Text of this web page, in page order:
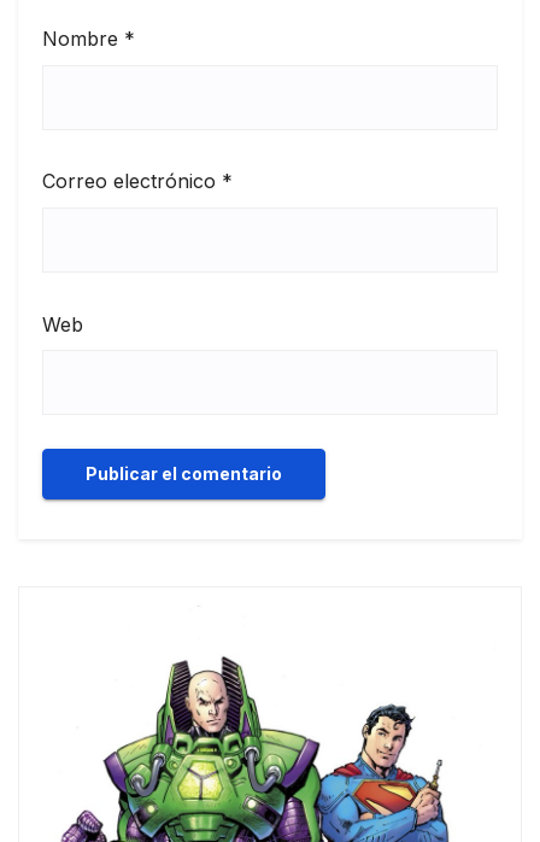
Nombre *
Correo electrónico *
Web